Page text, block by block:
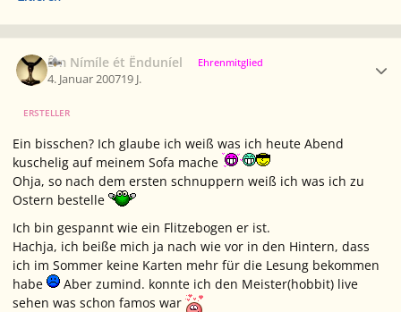
Êm Nímíle ét Ënduníel Ehrenmitglied
4. Januar 200719 J.
ERSTELLER
Ein bisschen? Ich glaube ich weiß was ich heute Abend
kuschelig auf meinem Sofa mache
Ohja, so nach dem ersten schnuppern weiß ich was ich zu
Ostern bestelle
Ich bin gespannt wie ein Flitzebogen er ist.
Hachja, ich beiße mich ja nach wie vor in den Hintern, dass
ich im Sommer keine Karten mehr für die Lesung bekommen
habe
Aber zumind. konnte ich den Meister(hobbit) live
sehen was schon famos war